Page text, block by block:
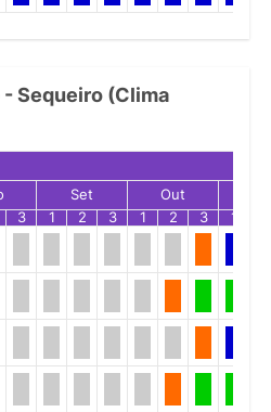
Sequeiro (Clima
Set Out
3 1 2 3 1 2 3 1